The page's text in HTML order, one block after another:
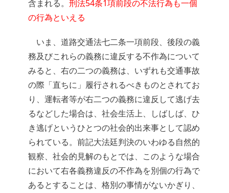
含まれる。 刑法54条1項前段の不法行為も一個
の行為といえる
いま、道路交通法七二条一項前段、後段の義
務及びこれらの義務に違反する不作為について
みると、右の二つの義務は、いずれも交通事故
の際「直ちに」履行されるべきものとされてお
り、運転者等が右二つの義務に違反して逃げ去
るなどした場合は、社会生活上、しばしば、ひ
き逃げというひとつの社会的出来事として認め
られている。前記大法廷判決のいわゆる自然的
観察、社会的見解のもとでは、このような場合
において右各義務違反の不作為を別個の行為で
あるとすることは、格別の事情がないかぎり、